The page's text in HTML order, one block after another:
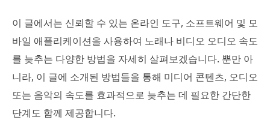
이 글에서는 신뢰할 수 있는 온라인 도구, 소프트웨어 및 모
바일 애플리케이션을 사용하여 노래나 비디오 오디오 속도
를 늦추는 다양한 방법을 자세히 살펴보겠습니다. 뿐만 아
니라, 이 글에 소개된 방법들을 통해 미디어 콘텐츠, 오디오
또는 음악의 속도를 효과적으로 늦추는 데 필요한 간단한
단계도 함께 제공합니다.